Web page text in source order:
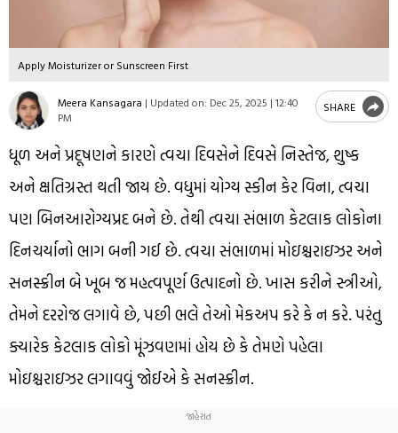
Apply Moisturizer or Sunscreen First
Meera Kansagara | Updated on: Dec 25, 2025 | 12:40
PM
SHARE
ધૂળ અને પ્રદૂષણને કારણે ત્વચા દિવસેને દિવસે નિસ્તેજ, શુષ્ક
અને ક્ષતિગ્રસ્ત થતી જાય છે. વધુમાં યોગ્ય સ્કીન કેર વિના, ત્વચા
પણ બિનઆરોગ્યપ્રદ બને છે. તેથી ત્વચા સંભાળ કેટલાક લોકોના
દિનચર્યાનો ભાગ બની ગઈ છે. ત્વચા સંભાળમાં મોઇશ્ચરાઇઝર અને
સનસ્ક્રીન બે ખૂબ જ મહત્વપૂર્ણ ઉત્પાદનો છે. ખાસ કરીને સ્ત્રીઓ,
તેમને દરરોજ લગાવે છે, પછી ભલે તેઓ મેકઅપ કરે કે ન કરે. પરંતુ
ક્યારેક કેટલાક લોકો મૂંઝવણમાં હોય છે કે તેમણે પહેલા
મોઇશ્ચરાઇઝર લગાવવું જોઈએ કે સનસ્ક્રીન.